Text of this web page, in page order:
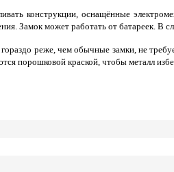
конструкции, оснащённые
Замок может работать от батареек. В
реже, чем обычные замки, не
порошковой краской, чтобы металл